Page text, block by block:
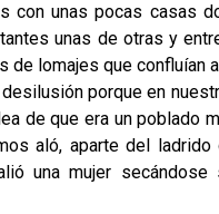
con unas pocas casas
unas de otras y
de lomajes que confluían
porque en
de que era un poblado
aló, aparte del ladrido
una mujer